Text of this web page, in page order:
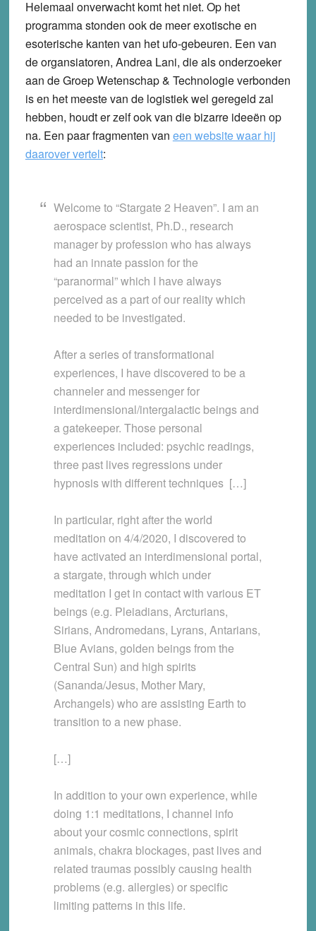
Helemaal onverwacht komt het niet. Op het
programma stonden ook de meer exotische en
esoterische kanten van het ufo-gebeuren. Een van
de organsiatoren, Andrea Lani, die als onderzoeker
aan de Groep Wetenschap & Technologie verbonden
is en het meeste van de logistiek wel geregeld zal
hebben, houdt er zelf ook van die bizarre ideeën op
na. Een paar fragmenten van een website waar hij
daarover vertelt:
Welcome to “Stargate 2 Heaven”. I am an
aerospace scientist, Ph.D., research
manager by profession who has always
had an innate passion for the
“paranormal” which I have always
perceived as a part of our reality which
needed to be investigated.
After a series of transformational
experiences, I have discovered to be a
channeler and messenger for
interdimensional/intergalactic beings and
a gatekeeper. Those personal
experiences included: psychic readings,
three past lives regressions under
hypnosis with different techniques […]
In particular, right after the world
meditation on 4/4/2020, I discovered to
have activated an interdimensional portal,
a stargate, through which under
meditation I get in contact with various ET
beings (e.g. Pleiadians, Arcturians,
Sirians, Andromedans, Lyrans, Antarians,
Blue Avians, golden beings from the
Central Sun) and high spirits
(Sananda/Jesus, Mother Mary,
Archangels) who are assisting Earth to
transition to a new phase.
[…]
In addition to your own experience, while
doing 1:1 meditations, I channel info
about your cosmic connections, spirit
animals, chakra blockages, past lives and
related traumas possibly causing health
problems (e.g. allergies) or specific
limiting patterns in this life.